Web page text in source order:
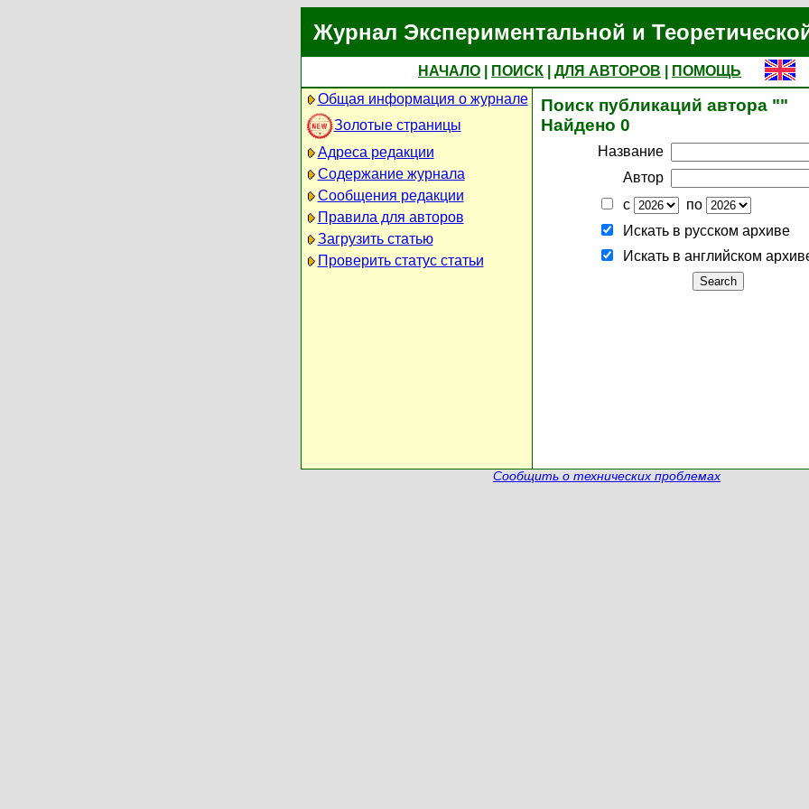
Журнал Экспериментальной и
НАЧАЛО ПОИСК ДЛЯ АВТОРОВ
ПОМОЩЬ
Общая информация о журнале
Золотые страницы
Адреса редакции
Содержание журнала
Сообщения редакции
Правила для авторов
Загрузить статью
Проверить статус статьи
Поиск публикаций автора ""
Найдено 0
Название
Автор
с
по
Искать в русском архиве
Искать в английском
Сообщить о технических проблемах